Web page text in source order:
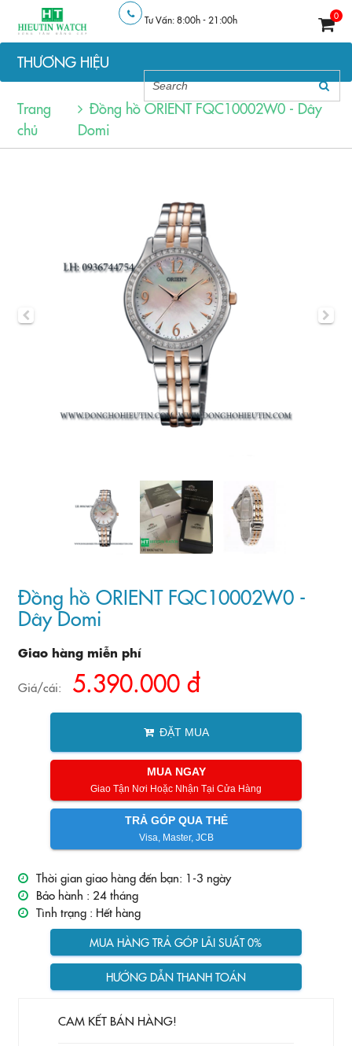
Tư Vấn: 8:00h - 21:00h 0
THƯƠNG HIỆU
Trang
chủ
Đồng hồ ORIENT FQC10002W0 - Dây
Domi
Đồng hồ ORIENT FQC10002W0 -
Dây Domi
Giao hàng miễn phí
Giá/cái: 5.390.000 đ
ĐẶT MUA
MUA NGAY
Giao Tận Nơi Hoặc Nhận Tại Cửa Hàng
TRẢ GÓP QUA THẺ
Visa, Master, JCB
Thời gian giao hàng đến bạn: 1-3 ngày
Bảo hành : 24 tháng
Tình trạng : Hết hàng
MUA HÀNG TRẢ GÓP LÃI SUẤT 0%
HƯỚNG DẪN THANH TOÁN
CAM KẾT BÁN HÀNG!